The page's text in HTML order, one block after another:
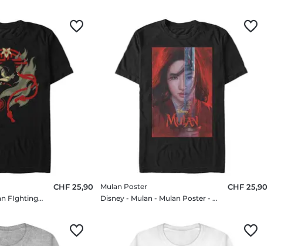
Disney - Mulan - Mulan FIghting Spirit - Homme T-shirt
CHF 25,90
Mulan Poster
Disney - Mulan - Mulan Poster - Homme T-shirt
CHF 25,90